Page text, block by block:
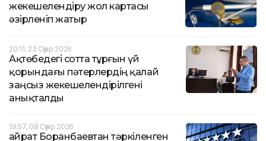
жекешелендіру жол картасы
әзірленіп жатыр
20:11, 23 Сәуір 2026
Ақтөбедегі сотта тұрғын үй
қорындағы пәтерлердің қалай
заңсыз жекешелендірілгені
анықталды
19:57, 08 Сәуір 2026
Қайрат Боранбаевтан тәркіленген